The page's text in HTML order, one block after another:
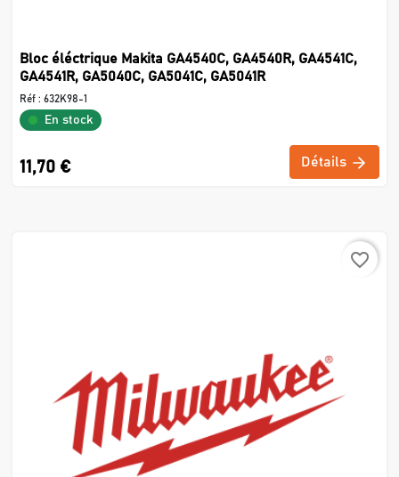
Bloc éléctrique Makita GA4540C, GA4540R, GA4541C,
GA4541R, GA5040C, GA5041C, GA5041R
Réf : 632K98-1
En stock
11,70 € Détails
favorite_border